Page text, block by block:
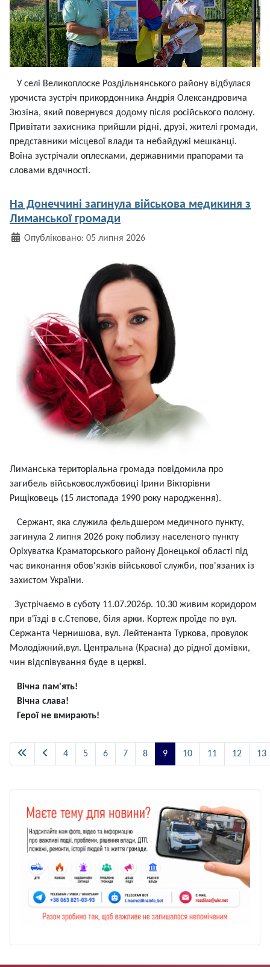
У селі Великоплоске Роздільнянського району відбулася
урочиста зустріч прикордонника Андрія Олександровича
Зюзіна, який повернувся додому після російського полону.
Привітати захисника прийшли рідні, друзі, жителі громади,
представники місцевої влади та небайдужі мешканці.
Воїна зустрічали оплесками, державними прапорами та
словами вдячності.
На Донеччині загинула військова медикиня з
Лиманської громади
ДеталіОпубліковано: 05 липня 2026
Лиманська територіальна громада повідомила про
загибель військовослужбовиці Ірини Вікторівни
Рищіковець (15 листопада 1990 року народження).
Сержант, яка служила фельдшером медичного пункту,
загинула 2 липня 2026 року поблизу населеного пункту
Оріхуватка Краматорського району Донецької області під
час виконання обов'язків військової служби, пов'язаних із
захистом України.
Зустрічаємо в суботу 11.07.2026р. 10.30 живим коридором
при в'їзді в с.Степове, біля арки. Кортеж проїде по вул.
Сержанта Чернишова, вул. Лейтенанта Туркова, провулок
Молодіжний,вул. Центральна (Красна) до рідної домівки,
чин відспівування буде в церкві.
Вічна пам'ять!
Вічна слава!
Герої не вмирають!
Сторінка 9 із 512
4 5 6 7 8 9 10 11 12 13